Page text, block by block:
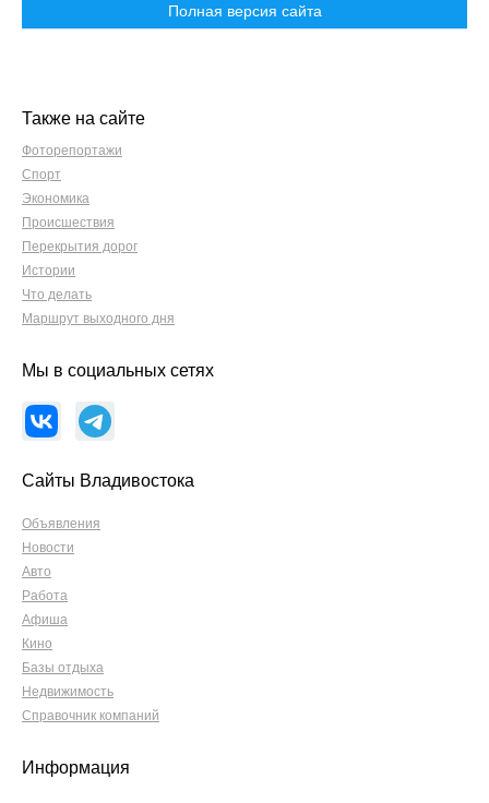
Полная версия сайта
Также на сайте
Фоторепортажи
Спорт
Экономика
Происшествия
Перекрытия дорог
Истории
Что делать
Маршрут выходного дня
Мы в социальных сетях
Сайты Владивостока
Объявления
Новости
Авто
Работа
Афиша
Кино
Базы отдыха
Недвижимость
Справочник компаний
Информация